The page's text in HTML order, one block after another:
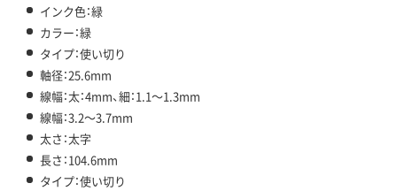
インク色：緑
カラー：緑
タイプ：使い切り
軸径：25.6mm
線幅：太：4mm、細：1.1～1.3mm
線幅：3.2～3.7mm
太さ：太字
長さ：104.6mm
タイプ：使い切り